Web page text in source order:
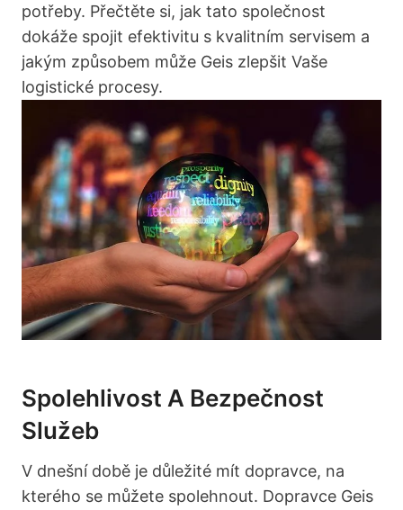
potřeby. Přečtěte si, jak tato společnost
dokáže spojit efektivitu s kvalitním servisem a
jakým způsobem může Geis zlepšit Vaše
logistické procesy.
Spolehlivost A Bezpečnost
Služeb
V dnešní době je důležité mít dopravce, na
kterého se můžete spolehnout. Dopravce Geis